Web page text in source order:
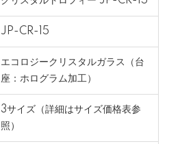
JP-CR-15
エコロジークリスタルガラス（台
座：ホログラム加工）
3サイズ（詳細はサイズ価格表参
照）